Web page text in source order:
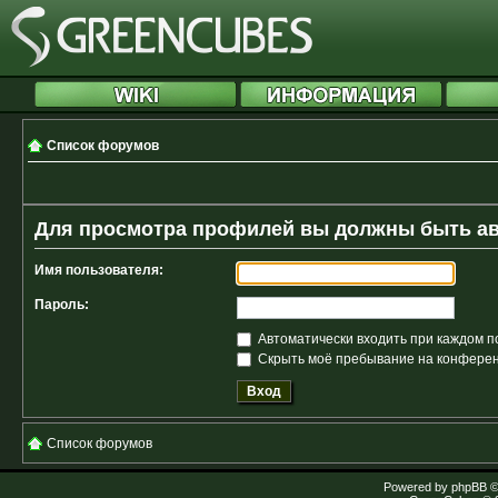
Список форумов
Для просмотра профилей вы должны быть
Имя пользователя:
Пароль:
Автоматически входить при каждом
Скрыть моё пребывание на
Список форумов
Powered by phpBB